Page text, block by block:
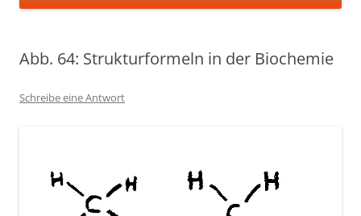
Abb. 64: Strukturformeln in der Biochemie
Schreibe eine Antwort